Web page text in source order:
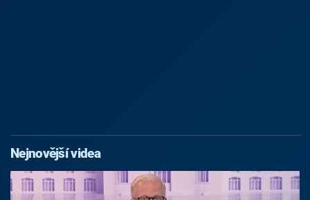
Nejnovější videa